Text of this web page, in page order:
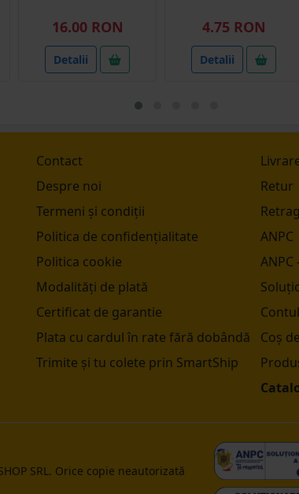
16.00 RON
Detalii
4.75 RON
Detalii
Contact
Despre noi
Termeni și condiții
Politica de confidențialitate
Politica cookie
Modalități de plată
Certificat de garantie
Plata cu cardul în rate fără dobândă
Trimite și tu colete prin SmartShip
Retur
ANPC
ANPC
Coș
SRL. Orice copie neautorizată